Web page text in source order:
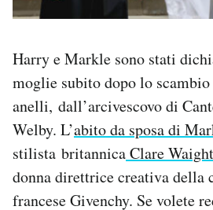
Harry e Markle sono stati
moglie subito dopo lo
anelli, dall’arcivescovo di
Welby. L’abito da sposa di
stilista britannicaClare
donna direttrice creativa della
francese Givenchy. Se volete